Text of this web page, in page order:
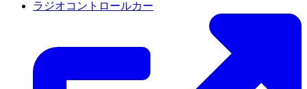
ラジオコントロールカー